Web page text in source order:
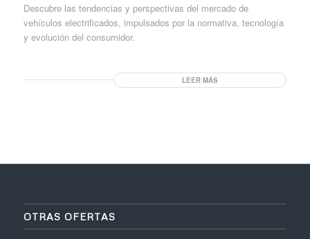
Descubre las tendencias y perspectivas del mercado de
vehículos electrificados, impulsados por la normativa, tecnología
y evolución del consumidor.
LEER MÁS
OTRAS OFERTAS